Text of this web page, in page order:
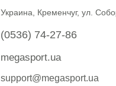
Украина Кременчуг, ул.
(0536) 74-27-86
megasport.ua
support@megasport.ua